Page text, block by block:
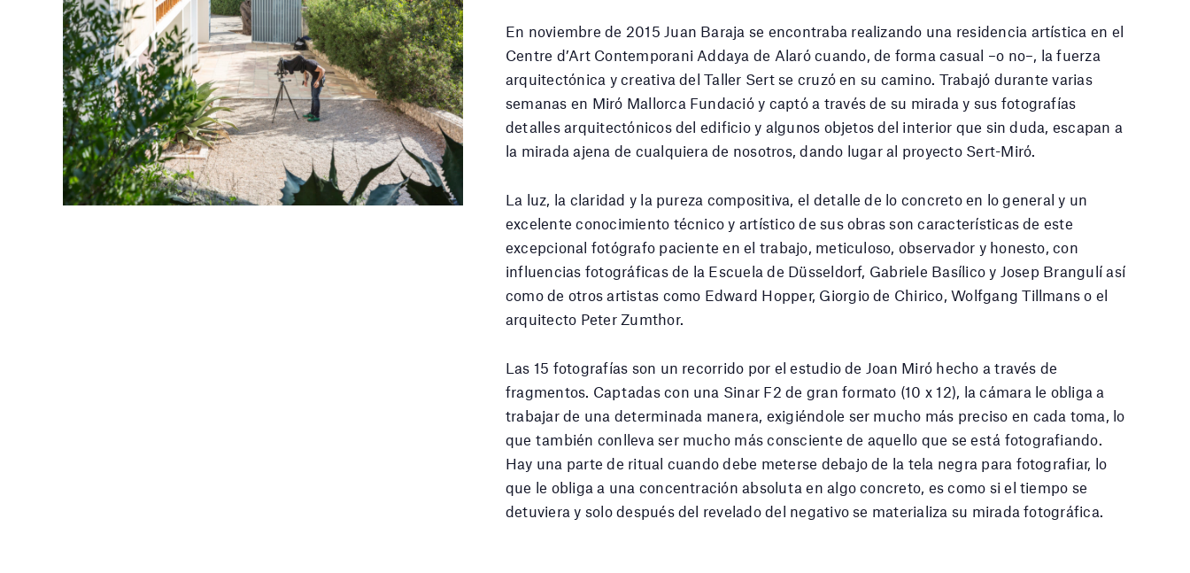
En noviembre de 2015 Juan Baraja se encontraba realizando una residencia artística en el
Centre d’Art Contemporani Addaya de Alaró cuando, de forma casual –o no–, la fuerza
arquitectónica y creativa del Taller Sert se cruzó en su camino. Trabajó durante varias
semanas en Miró Mallorca Fundació y captó a través de su mirada y sus fotografías
detalles arquitectónicos del edificio y algunos objetos del interior que sin duda, escapan a
la mirada ajena de cualquiera de nosotros, dando lugar al proyecto Sert-Miró.
La luz, la claridad y la pureza compositiva, el detalle de lo concreto en lo general y un
excelente conocimiento técnico y artístico de sus obras son características de este
excepcional fotógrafo paciente en el trabajo, meticuloso, observador y honesto, con
influencias fotográficas de la Escuela de Düsseldorf, Gabriele Basílico y Josep Brangulí así
como de otros artistas como Edward Hopper, Giorgio de Chirico, Wolfgang Tillmans o el
arquitecto Peter Zumthor.
Las 15 fotografías son un recorrido por el estudio de Joan Miró hecho a través de
fragmentos. Captadas con una Sinar F2 de gran formato (10 x 12), la cámara le obliga a
trabajar de una determinada manera, exigiéndole ser mucho más preciso en cada toma, lo
que también conlleva ser mucho más consciente de aquello que se está fotografiando.
Hay una parte de ritual cuando debe meterse debajo de la tela negra para fotografiar, lo
que le obliga a una concentración absoluta en algo concreto, es como si el tiempo se
detuviera y solo después del revelado del negativo se materializa su mirada fotográfica.